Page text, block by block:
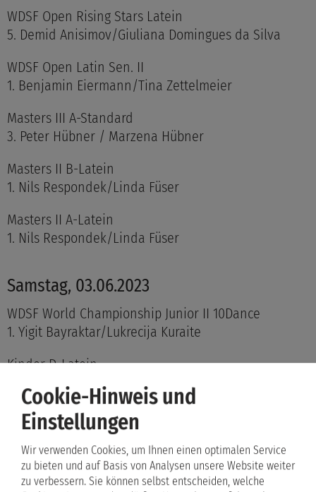
WDSF Open Rising Stars Latein
5. Demid Anisimov/Giuliana Domingues da Silva
WDSF Open Latin Sen. II
1. Benjamin Eiermann/Tina Zettelmeier
Masters III A-Standard
3. Peter Hübner / Marzena Hübner
Masters II B-Latein
1. Nils Respondek/Linda Füser
Masters II A-Latein
1. Nils Respondek/Linda Füser
Samstag, 03.06.2023
WDSF World Championship Junior II 10Dance
1. Yigit Bayraktar/Lukrecija Kuraite
Kinder D-Latein
3. Amil Behjuljevic/Amalija Crepulja
5. Yevhen Trostianka/Rosa Pippa Haag
Jun. I D-Standard
1. Mikhail Morsryi/Solveig Ahlrichs
Jun. I D-Latein
Cookie-Hinweis und
Einstellungen
Wir verwenden Cookies, um Ihnen einen optimalen Service
zu bieten und auf Basis von Analysen unsere Website weiter
zu verbessern. Sie können selbst entscheiden, welche